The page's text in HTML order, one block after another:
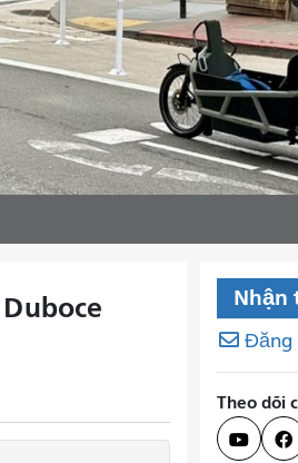
Nhận
Đăng
Theo dõi
 